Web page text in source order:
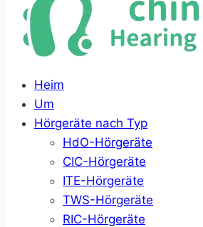
Heim
Um
Hörgeräte nach Typ
HdO-Hörgeräte
CIC-Hörgeräte
ITE-Hörgeräte
TWS-Hörgeräte
RIC-Hörgeräte